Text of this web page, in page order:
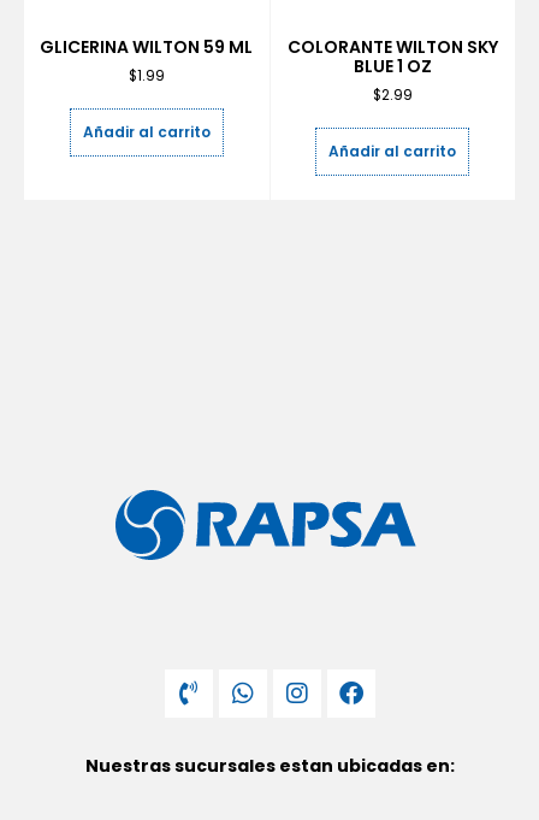
GLICERINA WILTON 59 ML
$1.99
Añadir al carrito
COLORANTE WILTON SKY
BLUE 1 OZ
$2.99
Añadir al carrito
Nuestras sucursales estan ubicadas en: